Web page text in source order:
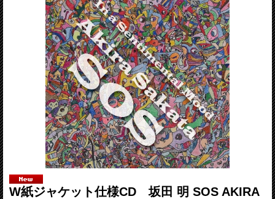
W紙ジャケット仕様CD 坂田 明 SOS AKIRA